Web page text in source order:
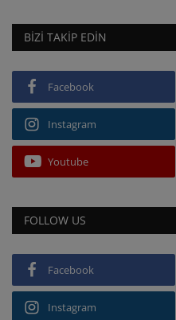
BIZI TAKIP EDIN
Facebook
Instagram
Youtube
FOLLOW US
Facebook
Instagram